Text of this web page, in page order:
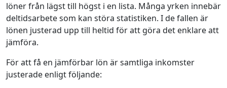
löner från lägst till högst i en lista. Många yrken innebär
deltidsarbete som kan störa statistiken. I de fallen är
lönen justerad upp till heltid för att göra det enklare att
jämföra.
För att få en jämförbar lön är samtliga inkomster
justerade enligt följande: